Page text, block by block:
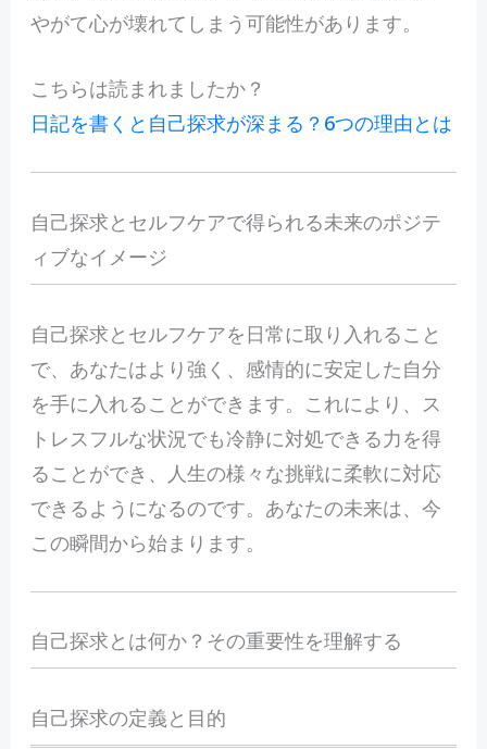
やがて心が壊れてしまう可能性があります。
こちらは読まれましたか？
日記を書くと自己探求が深まる？6つの理由とは
自己探求とセルフケアで得られる未来のポジテ
ィブなイメージ
自己探求とセルフケアを日常に取り入れること
で、あなたはより強く、感情的に安定した自分
を手に入れることができます。これにより、ス
トレスフルな状況でも冷静に対処できる力を得
ることができ、人生の様々な挑戦に柔軟に対応
できるようになるのです。あなたの未来は、今
この瞬間から始まります。
自己探求とは何か？その重要性を理解する
自己探求の定義と目的